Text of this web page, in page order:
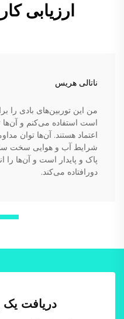
ارزیابی
ناتالی هریس
من این توربین‌های بادی را
است استفاده می‌کنم و آن‌ها
اعتماد هستند. آن‌ها توان
شرایط آب و هوایی سخت
پاک و پایدار است و آن‌ها را
دورافتاده می‌کند.
دریافت یک